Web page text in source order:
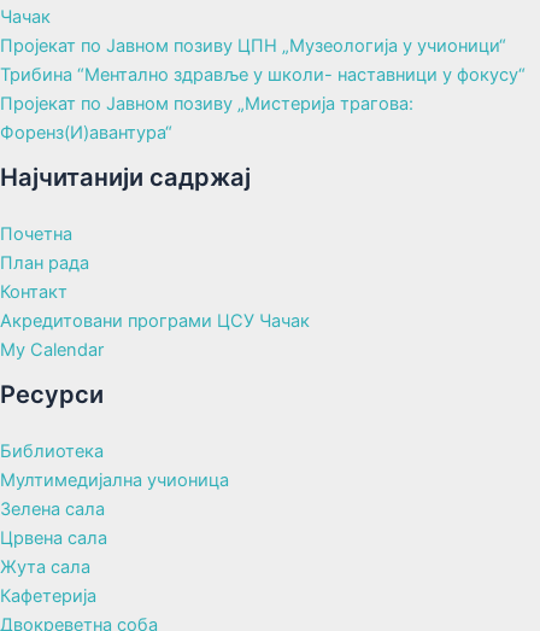
Чачак
Пројекат по Јавном позиву ЦПН „Музеологија у учионици“
Трибина “Ментално здравље у школи- наставници у фокусу“
Пројекат по Јавном позиву „Мистерија трагова:
Форенз(И)авантура“
Најчитанији садржај
Почетна
План рада
Контакт
Акредитовани програми ЦСУ Чачак
My Calendar
Ресурси
Библиотека
Мултимедијална учионица
Зелена сала
Црвена сала
Жута сала
Кафетерија
Двокреветна соба